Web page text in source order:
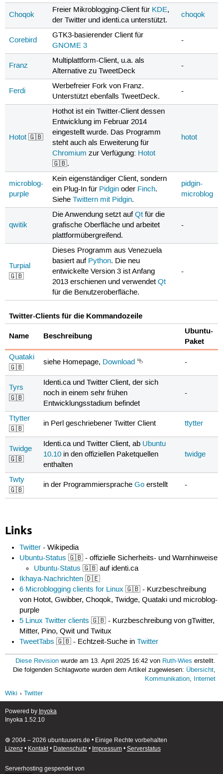
Choqok
Freier Mikroblogging-Client für KDE,
der Twitter und identi.ca unterstützt.
choqok
Corebird
GTK3-basierender Client für
GNOME 3
-
Franz
Multiplattform-Client, u.a. als
Alternative zu TweetDeck
-
Ferdi
Werbefreier Fork von Franz.
Unterstützt ebenfalls TweetDeck.
-
Hotot 🇬🇧
Hothot ist ein Twitter-Client dessen
Entwicklung im Februar 2014
eingestellt wurde. Das Programm
steht auch als Erweiterung für
Chromium zur Verfügung: Hotot
🇬🇧.
hotot
microblog-
purple
Kein eigenständiger Client, sondern
ein Plug-In für Pidgin oder Finch.
SieheTwittern mit Pidgin.
pidgin-
microblog
qwitik
Die Anwendung setzt aufQt für die
grafische Oberfläche und arbeitet
plattformübergreifend.
-
Turpial
🇬🇧
Dieses Programm aus Venezuela
basiert auf Python. Die neu
entwickelte Version 3 ist Anfang
2013 erschienen und verwendetQt
für die Benutzeroberfläche.
-
Twitter-Clients für die Kommandozeile
Name
Beschreibung
Ubuntu-
Paket
Quataki
🇬🇧
siehe Homepage, Download ⮷ -
Tyrs
🇬🇧
Identi.ca und Twitter Client, der sich
noch in einem sehr frühen
Entwicklungsstadium befindet
-
Ttytter
🇬🇧
in Perl geschriebener Twitter Client ttytter
Twidge
🇬🇧
Identi.ca und Twitter Client, ab Ubuntu
10.10 in den offiziellen Paketquellen
enthalten
twidge
Twty
🇬🇧
in der ProgrammierspracheGo erstellt -
Links
Twitter - Wikipedia
Ubuntu-Status 🇬🇧 - offizielle Sicherheits- und Warnhinweise
Ubuntu-Status 🇬🇧 auf identi.ca
Ikhaya-Nachrichten 🇩🇪
6 Microblogging clients for Linux 🇬🇧 - Kurzbeschreibung
von Hotot, Gwibber, Choqok, Twidge, Quataki und microblog-
purple
5 Linux Twitter clients 🇬🇧 - Kurzbeschreibung von gTwitter,
Mitter, Pino, Qwit und Twitux
TweetTabs 🇬🇧 - Echtzeit-Suche inTwitter
Diese Revision wurde am 13. April 2025 16:42 von Ruth-Wies erstellt.
Die folgenden Schlagworte wurden dem Artikel zugewiesen: Übersicht,
Kommunikation, Internet
Wiki
Twitter
Powered by Inyoka
Inyoka 1.52.10
🄯 2004 – 2026 ubuntuusers.de • Einige Rechte vorbehalten
Lizenz• Kontakt• Datenschutz• Impressum• Serverstatus
Serverhosting gespendet von